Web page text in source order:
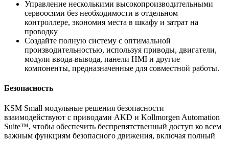
Управление несколькими высокопроизводительными
сервоосями без необходимости в отдельном
контроллере, экономия места в шкафу и затрат на
проводку
Создайте полную систему с оптимальной
производительностью, используя приводы, двигатели,
модули ввода-вывода, панели HMI и другие
компоненты, предназначенные для совместной работы.
Безопасность
KSM Small модульные решения безопасности
взаимодействуют с приводами AKD и Kollmorgen Automation
Suite™, чтобы обеспечить беспрепятственный доступ ко всем
важным функциям безопасного движения, включая полный